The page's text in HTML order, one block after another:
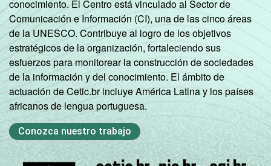
conocimiento. El Centro está vinculado al Sector de
Comunicación e Información (CI), una de las cinco áreas
de la UNESCO. Contribuye al logro de los objetivos
estratégicos de la organización, fortaleciendo sus
esfuerzos para monitorear la construcción de sociedades
de la información y del conocimiento. El ámbito de
actuación de Cetic.br incluye América Latina y los países
africanos de lengua portuguesa.
Conozca nuestro trabajo